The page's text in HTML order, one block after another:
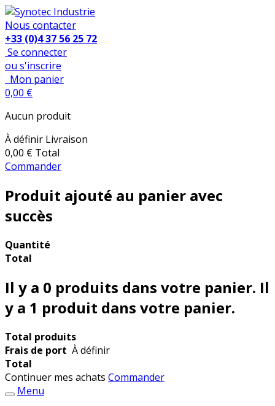
Nous contacter
+33 (0)4 37 56 25 72
Se connecter
ou s'inscrire
Mon panier
0,00 €
Aucun produit
À définir Livraison
0,00 € Total
Commander
Produit ajouté au panier avec
succès
Quantité
Total
Il y a 0 produits dans votre panier. Il
y a 1 produit dans votre panier.
Total produits
Frais de port À définir
Total
Continuer mes achats Commander
Menu